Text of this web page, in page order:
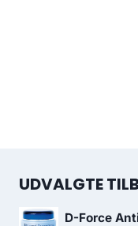
UDVALGTE
D-Force